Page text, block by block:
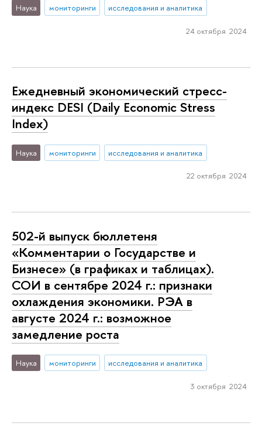
Наука мониторинги исследования и аналитика
24 октября 2024
Ежедневный экономический стресс-
индекс DESI (Daily Economic Stress
Index)
Наука мониторинги исследования и аналитика
22 октября 2024
502-й выпуск бюллетеня
«Комментарии о Государстве и
Бизнесе» (в графиках и таблицах).
СОИ в сентябре 2024 г.: признаки
охлаждения экономики. РЭА в
августе 2024 г.: возможное
замедление роста
Наука мониторинги исследования и аналитика
3 октября 2024